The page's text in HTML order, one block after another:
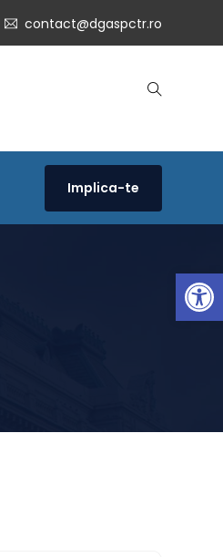
contact@dgaspctr.ro
Implica-te